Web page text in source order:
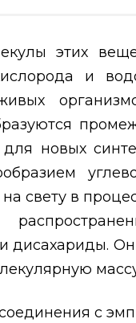
этих
и
новых
свету в
дисахариды.
с